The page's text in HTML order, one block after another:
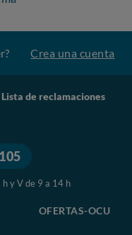
Crea una cuenta
Lista de reclamaciones
h y V de 9 a 14 h
OFERTAS-OCU